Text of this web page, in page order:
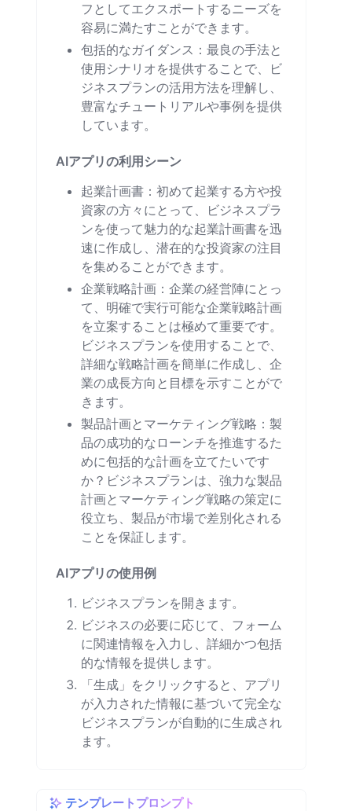
フとしてエクスポートするニーズを
容易に満たすことができます。
包括的なガイダンス：最良の手法と
使用シナリオを提供することで、ビ
ジネスプランの活用方法を理解し、
豊富なチュートリアルや事例を提供
しています。
AIアプリの利用シーン
起業計画書：初めて起業する方や投
資家の方々にとって、ビジネスプラ
ンを使って魅力的な起業計画書を迅
速に作成し、潜在的な投資家の注目
を集めることができます。
企業戦略計画：企業の経営陣にとっ
て、明確で実行可能な企業戦略計画
を立案することは極めて重要です。
ビジネスプランを使用することで、
詳細な戦略計画を簡単に作成し、企
業の成長方向と目標を示すことがで
きます。
製品計画とマーケティング戦略：製
品の成功的なローンチを推進するた
めに包括的な計画を立てたいです
か？ビジネスプランは、強力な製品
計画とマーケティング戦略の策定に
役立ち、製品が市場で差別化される
ことを保証します。
AIアプリの使用例
ビジネスプランを開きます。
ビジネスの必要に応じて、フォーム
に関連情報を入力し、詳細かつ包括
的な情報を提供します。
「生成」をクリックすると、アプリ
が入力された情報に基づいて完全な
ビジネスプランが自動的に生成され
ます。
テンプレートプロンプト